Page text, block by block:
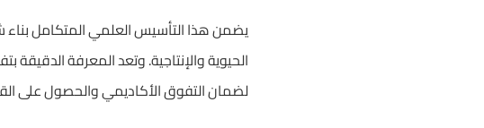
يضمن هذا التأسيس العلمي المتكامل بناء
الحيوية والإنتاجية. وتعد المعرفة
لضمان التفوق الأكاديمي والحصول على